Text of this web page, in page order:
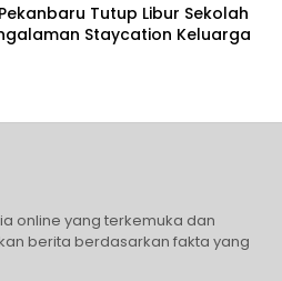
Pekanbaru Tutup Libur Sekolah
Staycation Keluarga
online yang terkemuka dan
berita berdasarkan fakta yang